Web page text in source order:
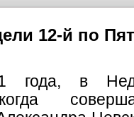
12-й по
года, в